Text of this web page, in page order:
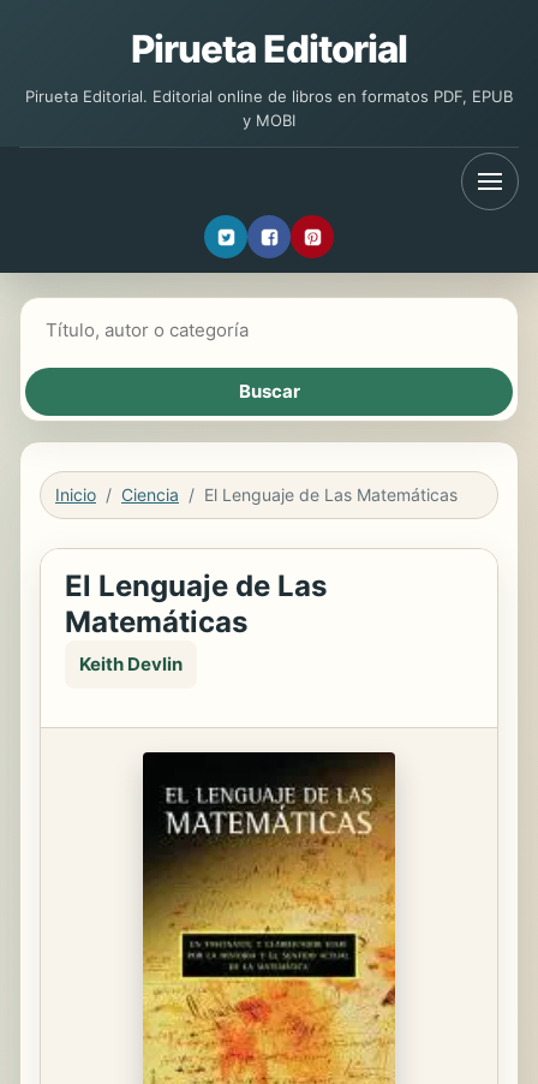
Pirueta Editorial
Pirueta Editorial. Editorial online de libros en formatos PDF, EPUB
y MOBI
Inicio Ciencia El Lenguaje de Las Matemáticas
El Lenguaje de Las
Matemáticas
Keith Devlin